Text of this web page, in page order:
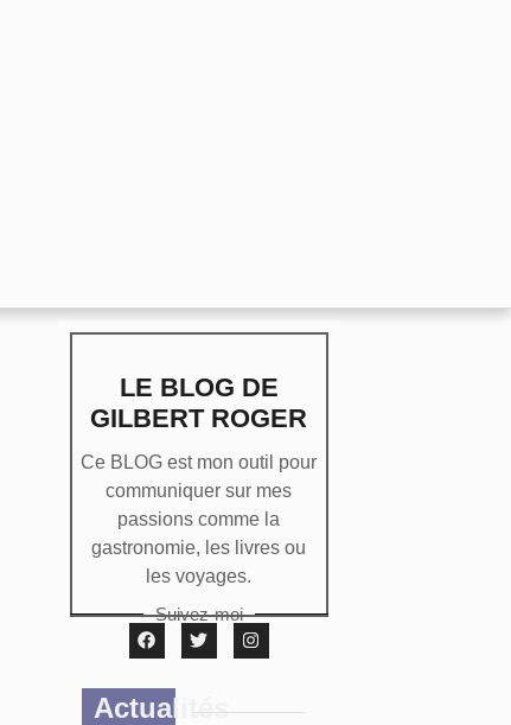
LE BLOG DE
GILBERT ROGER
Ce BLOG est mon outil pour
communiquer sur mes
passions comme la
gastronomie, les livres ou
les voyages.
Suivez-moi
Actualités